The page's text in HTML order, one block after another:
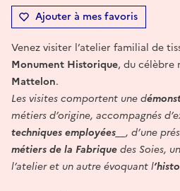
Ajouter à mes favoris
Venez visiter l’atelier familial de
Monument Historique, du célèbre
Mattelon.
Les visites comportent une d
métiers d’origine, accompagnés
techniques employées __, d’une
métiers de la Fabriquedes Soies,
l’atelier et un autre évoquant l